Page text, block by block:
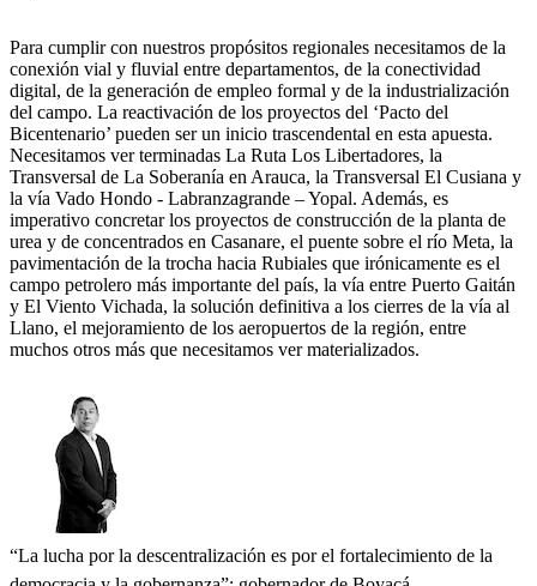
Para cumplir con nuestros propósitos regionales necesitamos de la
conexión vial y fluvial entre departamentos, de la conectividad
digital, de la generación de empleo formal y de la industrialización
del campo. La reactivación de los proyectos del ‘Pacto del
Bicentenario’ pueden ser un inicio trascendental en esta apuesta.
Necesitamos ver terminadas La Ruta Los Libertadores, la
Transversal de La Soberanía en Arauca, la Transversal El Cusiana y
la vía Vado Hondo - Labranzagrande – Yopal. Además, es
imperativo concretar los proyectos de construcción de la planta de
urea y de concentrados en Casanare, el puente sobre el río Meta, la
pavimentación de la trocha hacia Rubiales que irónicamente es el
campo petrolero más importante del país, la vía entre Puerto Gaitán
y El Viento Vichada, la solución definitiva a los cierres de la vía al
Llano, el mejoramiento de los aeropuertos de la región, entre
muchos otros más que necesitamos ver materializados.
“La lucha por la descentralización es por el fortalecimiento de la